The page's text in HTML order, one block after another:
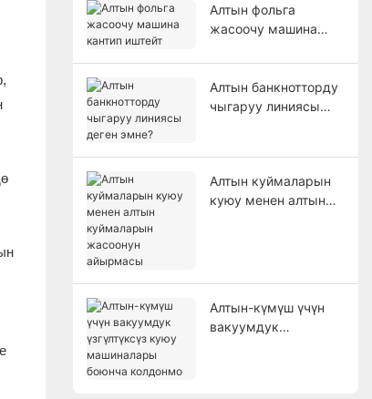
Алтын фольга
жасоочу машина
Алтын банкнотторду
чыгаруу линиясы
Алтын куймаларын
куюу менен алтын
Алтын-күмүш үчүн
вакуумдук